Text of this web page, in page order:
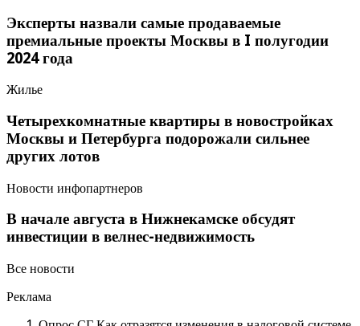
Эксперты назвали самые продаваемые
премиальные проекты Москвы в I полугодии
2024 года
Жилье
Четырехкомнатные квартиры в новостройках
Москвы и Петербурга подорожали сильнее
других лотов
Новости инфопартнеров
В начале августа в Нижнекамске обсудят
инвестиции в велнес-недвижимость
Все новости
Реклама